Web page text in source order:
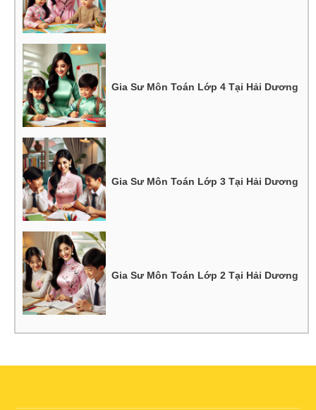
Gia Sư Môn Toán Lớp 4 Tại Hải Dương
Gia Sư Môn Toán Lớp 3 Tại Hải Dương
Gia Sư Môn Toán Lớp 2 Tại Hải Dương